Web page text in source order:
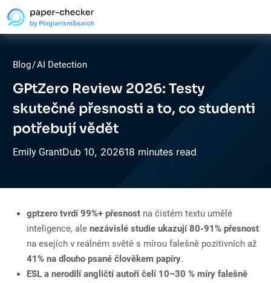
Blog/AI Detection
GPtZero Review 2026: Testy
skutečné přesnosti a to, co studenti
potřebují vědět
Emily GrantDub 10, 202618 minutes read
gptzero tvrdí 99%+ přesnost na čistém textu umělé
inteligence, ale nezávislé studie ukazují 80-91% přesnost
na esejích v reálném světě s mírou falešně pozitivních až
41% na dlouho psané člověkem papíry.
ESL a nerodilí angličtí autoři čelí 10–30 % míry falešně